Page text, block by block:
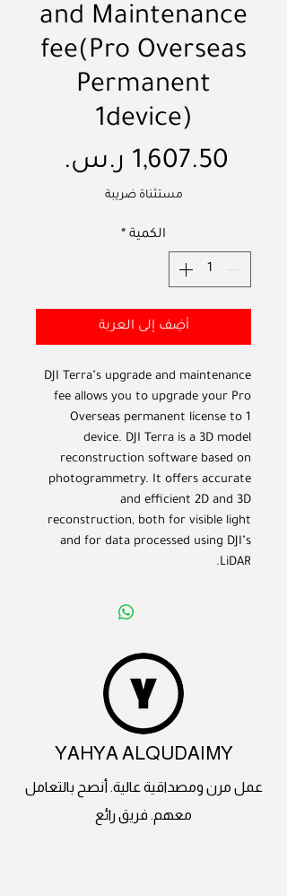
and Maintenance
fee(Pro Overseas
Permanent
1device)
مستثناة ضريبة
الكمية *
أضِف إلى العربة
DJI Terra"s upgrade and maintenance
fee allows you to upgrade your Pro
Overseas permanent license to 1
device. DJI Terra is a 3D model
reconstruction software based on
photogrammetry. It offers accurate
and efficient 2D and 3D
reconstruction, both for visible light
and for data processed using DJI"s
LiDAR.
YAHYA ALQUDAIMY
عمل مرن ومصداقية عالية. أنصح بالتعامل
معهم. فريق رائع